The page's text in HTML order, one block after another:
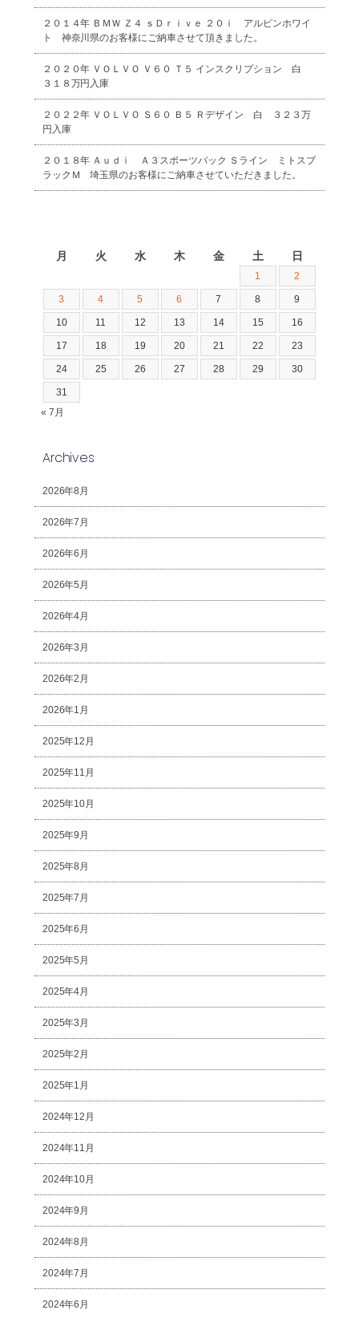
２０１４年 ＢＭＷ Ｚ４ ｓＤｒｉｖｅ ２０ｉ アルピンホワイ
ト 神奈川県のお客様にご納車させて頂きました。
２０２０年 ＶＯＬＶＯ Ｖ６０ Ｔ５ インスクリプション 白
３１８万円入庫
２０２２年 ＶＯＬＶＯ Ｓ６０ Ｂ５ Ｒデザイン 白 ３２３万
円入庫
２０１８年 Ａｕｄｉ Ａ３スポーツバック Ｓライン ミトスブ
ラックＭ 埼玉県のお客様にご納車させていただきました。
月 火 水 木 金 土 日
1 2
3 4 5 6 7 8 9
10 11 12 13 14 15 16
17 18 19 20 21 22 23
24 25 26 27 28 29 30
31
« 7月
Archives
2026年8月
2026年7月
2026年6月
2026年5月
2026年4月
2026年3月
2026年2月
2026年1月
2025年12月
2025年11月
2025年10月
2025年9月
2025年8月
2025年7月
2025年6月
2025年5月
2025年4月
2025年3月
2025年2月
2025年1月
2024年12月
2024年11月
2024年10月
2024年9月
2024年8月
2024年7月
2024年6月